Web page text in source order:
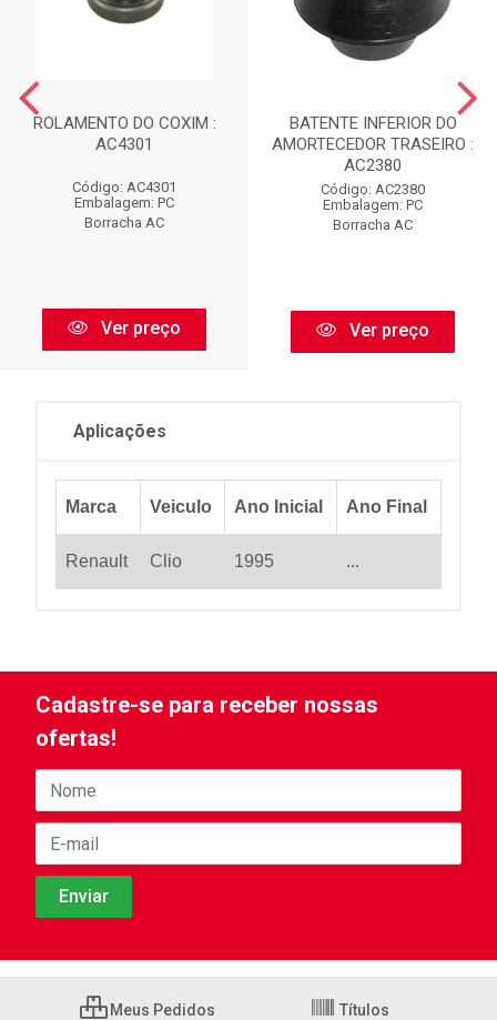
ROLAMENTO DO COXIM :
AC4301
Código: AC4301
Embalagem: PC
Borracha AC
Ver preço
BATENTE INFERIOR DO
AMORTECEDOR TRASEIRO :
AC2380
Código: AC2380
Embalagem: PC
Borracha AC
Ver preço
Aplicações
Marca Veiculo Ano Inicial Ano Final
Renault Clio 1995 ...
Cadastre-se para receber nossas
ofertas!
Meus Pedidos Títulos